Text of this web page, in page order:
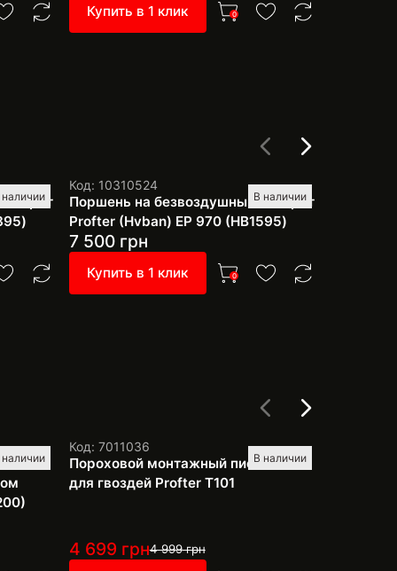
Купить в 1 клик 0
наличии В наличии
Код: 10310524
Поршень на безвоздушный аппарат
Profter (Hvban) ЕР 970 (HB1595)
7 500грн
Купить в 1 клик 0
наличии
и
В наличии
Код: 7011036
Пороховой монтажный пистолет
для гвоздей Profter Т101
4 699 грн4 999грн